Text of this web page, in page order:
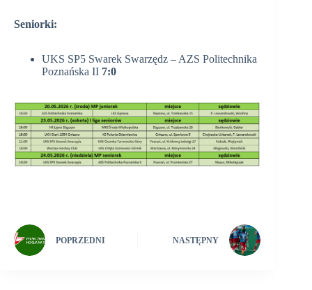
Seniorki:
UKS SP5 Swarek Swarzędz – AZS Politechnika
Poznańska II 7:0
POPRZEDNI NASTĘPNY